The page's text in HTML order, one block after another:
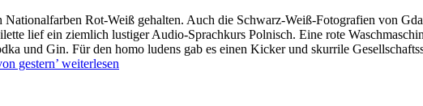
Rot-Weiß gehalten. Auch die Schwarz-Weiß-Fotografien von
lief ein ziemlich lustiger Audio-Sprachkurs Polnisch. Eine rote
und Gin. Für den homo ludens gab es einen Kicker und skurrile
gestern’ weiterlesen